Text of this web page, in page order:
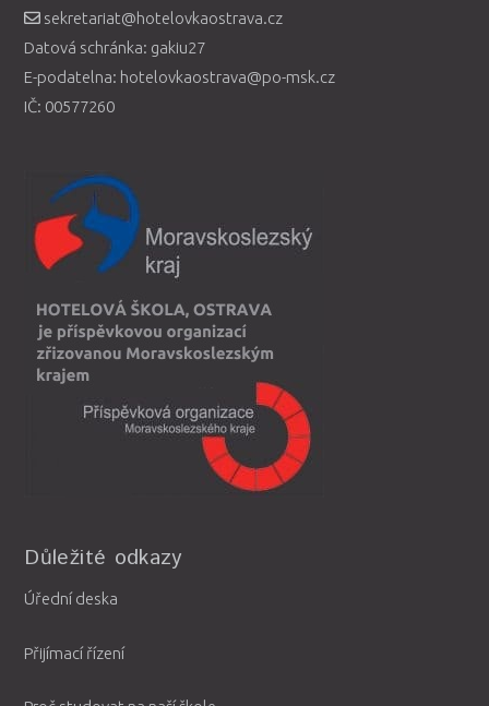
sekretariat@hotelovkaostrava.cz
Datová schránka: gakiu27
E-podatelna: hotelovkaostrava@po-msk.cz
IČ: 00577260
Důležité odkazy
Úřední deska
Přijímací řízení